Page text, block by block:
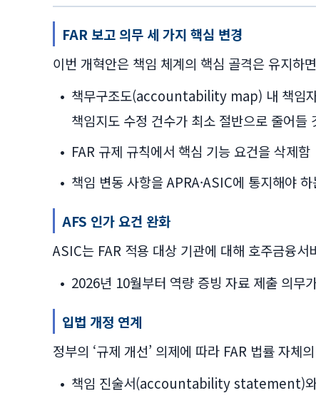
FAR 보고 의무 세 가지 핵심 변경
이번 개혁안은 책임 체계의 핵심 골격은 유지하
• 책무구조도(accountability map) 내 책임자
책임지도 수정 건수가 최소 절반으로 줄어들
• FAR 규제 규칙에서 핵심 기능 요건을 삭제함
• 책임 변동 사항을 APRA·ASIC에 통지해야
AFS 인가 요건 완화
ASIC는 FAR 적용 대상 기관에 대해 호주금융
• 2026년 10월부터 역량 증빙 자료 제출 의무
입법 개정 연계
정부의 ‘규제 개선’ 의제에 따라 FAR 법률 자체
• 책임 진술서(accountability statement)와